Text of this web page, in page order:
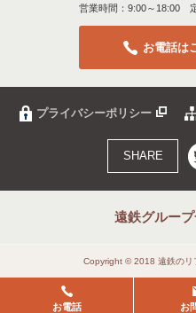
営業時間：9:00～18:00
お電話は
プライバシーポリシー
SHARE
遠鉄グルー
Copyright © 2018 遠鉄のリ
お電話 お